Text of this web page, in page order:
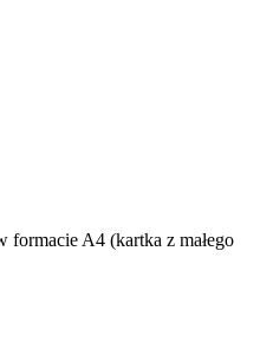
formacie A4 (kartka z małego